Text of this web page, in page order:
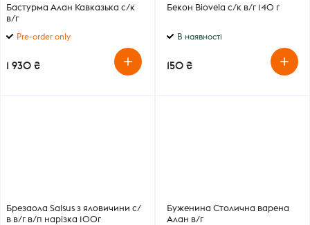
Бастурма Алан Кавказька с/к
в/г
Pre-order only
1 930 ₴
Бекон Biovela с/к в/г 140 г
В наявності
150 ₴
Брезаола Salsus з яловичини с/
в в/г в/п нарізка 100г
Буженина Столична варена
Алан в/г